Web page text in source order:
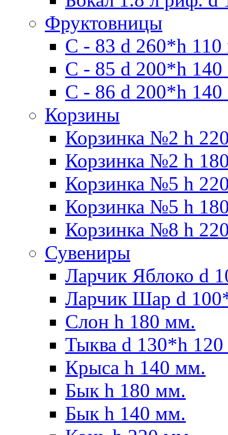
Фруктовницы
С - 83 d 260*h
С - 85 d 200*h
С - 86 d 200*h
Корзины
Корзинка №2 h
Корзинка №2 h
Корзинка №5 h
Корзинка №5 h
Корзинка №8 h
Сувениры
Ларчик Яблоко d
Ларчик Шар d
Слон h 180 мм.
Тыква d 130*h
Крыса h 140 мм.
Бык h 180 мм.
Бык h 140 мм.